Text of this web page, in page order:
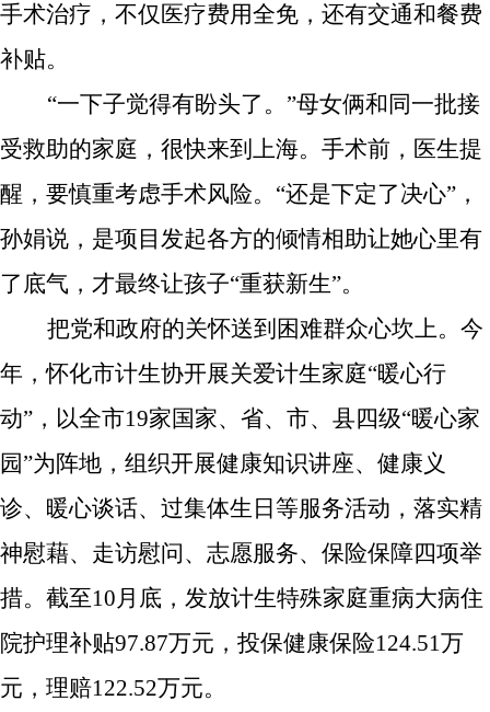
手术治疗，不仅医疗费用全免，还有交通和餐费
补贴。
“一下子觉得有盼头了。”母女俩和同一批接
受救助的家庭，很快来到上海。手术前，医生提
醒，要慎重考虑手术风险。“还是下定了决心”，
孙娟说，是项目发起各方的倾情相助让她心里有
了底气，才最终让孩子“重获新生”。
把党和政府的关怀送到困难群众心坎上。今
年，怀化市计生协开展关爱计生家庭“暖心行
动”，以全市19家国家、省、市、县四级“暖心家
园”为阵地 ， 组织开展健康知识讲座、健康义
诊、暖心谈话、过集体生日等服务活动， 落实精
神慰藉、走访慰问、志愿服务、保险保障四项举
措。截至10月底，发放计生特殊家庭重病大病住
院护理补贴97.87万元， 投保健康保险124.51万
元，理赔122.52万元。